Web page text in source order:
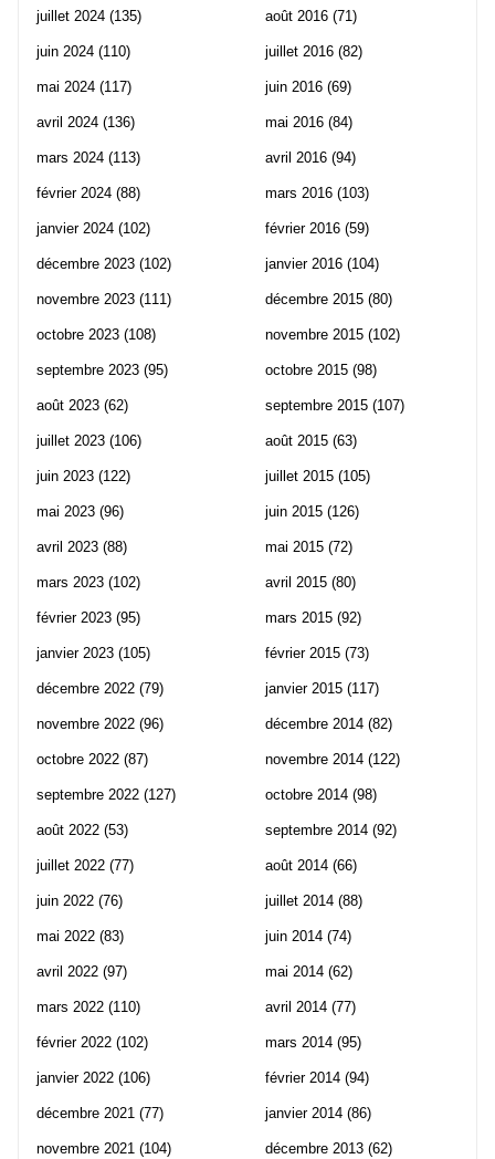
juillet 2024 (135)
juin 2024 (110)
mai 2024 (117)
avril 2024 (136)
mars 2024 (113)
février 2024 (88)
janvier 2024 (102)
décembre 2023 (102)
novembre 2023 (111)
octobre 2023 (108)
septembre 2023 (95)
août 2023 (62)
juillet 2023 (106)
juin 2023 (122)
mai 2023 (96)
avril 2023 (88)
mars 2023 (102)
février 2023 (95)
janvier 2023 (105)
décembre 2022 (79)
novembre 2022 (96)
octobre 2022 (87)
septembre 2022 (127)
août 2022 (53)
juillet 2022 (77)
juin 2022 (76)
mai 2022 (83)
avril 2022 (97)
mars 2022 (110)
février 2022 (102)
janvier 2022 (106)
décembre 2021 (77)
novembre 2021 (104)
août 2016 (71)
juillet 2016 (82)
juin 2016 (69)
mai 2016 (84)
avril 2016 (94)
mars 2016 (103)
février 2016 (59)
janvier 2016 (104)
décembre 2015 (80)
novembre 2015 (102)
octobre 2015 (98)
septembre 2015 (107)
août 2015 (63)
juillet 2015 (105)
juin 2015 (126)
mai 2015 (72)
avril 2015 (80)
mars 2015 (92)
février 2015 (73)
janvier 2015 (117)
décembre 2014 (82)
novembre 2014 (122)
octobre 2014 (98)
septembre 2014 (92)
août 2014 (66)
juillet 2014 (88)
juin 2014 (74)
mai 2014 (62)
avril 2014 (77)
mars 2014 (95)
février 2014 (94)
janvier 2014 (86)
décembre 2013 (62)